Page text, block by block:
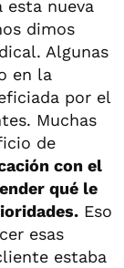
esta nueva
dimos
Algunas
en la
por el
Muchas
de
con el
qué le
Eso
esas
estaba